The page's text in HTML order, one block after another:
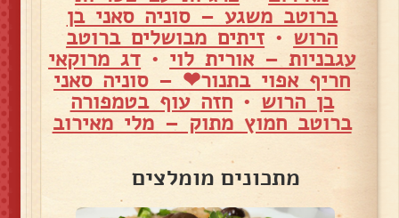
ברוטב משגע – סוניה סאני בן
הרוש • זיתים מבושלים ברוטב
עגבניות – אורית לוי • דג מרוקאי
חריף אפוי בתנור❤ – סוניה סאני
בן הרוש •חזה עוף בטמפורה
ברוטב חמוץ מתוק – מלי מאירוב
מתכונים מומלצים